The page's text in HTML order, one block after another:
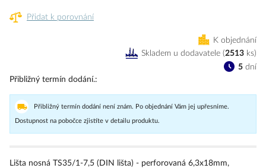
Přidat k porovnání
K objednání
Přibližný termín dodání.
5 dní
Skladem u dodavatele (2513 ks)
Přibližný termín dodání není znám. Po objednání Vám jej upřesníme.
Dostupnost na pobočce zjistíte v detailu produktu.
Lišta nosná TS35/1-7,5 (DIN lišta) - perforovaná 6,3x18mm,